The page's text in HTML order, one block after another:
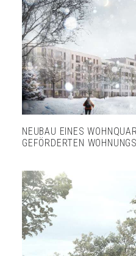
NEUBAU EINES
GEFÖRDERTEN